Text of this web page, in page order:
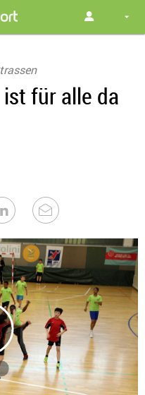
ist für alle da